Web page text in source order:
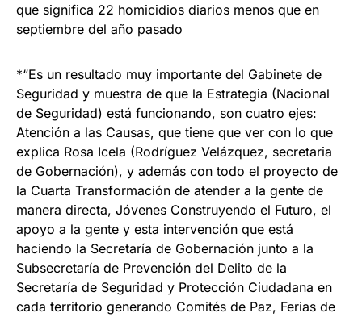
que significa 22 homicidios diarios menos que en
septiembre del año pasado
*“Es un resultado muy importante del Gabinete de
Seguridad y muestra de que la Estrategia (Nacional
de Seguridad) está funcionando, son cuatro ejes:
Atención a las Causas, que tiene que ver con lo que
explica Rosa Icela (Rodríguez Velázquez, secretaria
de Gobernación), y además con todo el proyecto de
la Cuarta Transformación de atender a la gente de
manera directa, Jóvenes Construyendo el Futuro, el
apoyo a la gente y esta intervención que está
haciendo la Secretaría de Gobernación junto a la
Subsecretaría de Prevención del Delito de la
Secretaría de Seguridad y Protección Ciudadana en
cada territorio generando Comités de Paz, Ferias de